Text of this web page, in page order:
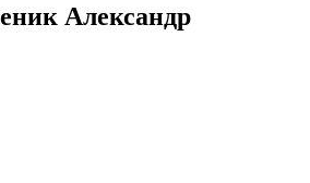
Александр